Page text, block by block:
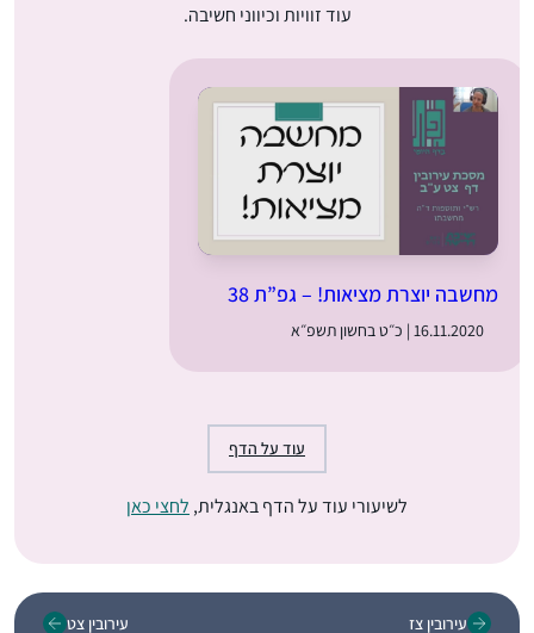
עוד זוויות וכיווני חשיבה.
מחשבה יוצרת מציאות! – גפ”ת 38
16.11.2020 | כ״ט בחשון תשפ״א
עוד על הדף
לשיעורי עוד על הדף באנגלית, לחצי כאן
עירובין צז עירובין צט